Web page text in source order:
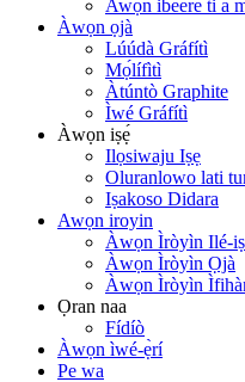
Awọn ibeere ti a
Àwọn ọjà
Lúúdà Gráfítì
Mọ́lífìtì
Àtúntò Graphite
Ìwé Gráfítì
Àwọn iṣẹ́
Ilọsiwaju Iṣẹ
Oluranlowo lati
Iṣakoso Didara
Awọn iroyin
Àwọn Ìròyìn Ilé-
Àwọn Ìròyìn Ọjà
Àwọn Ìròyìn
Ọran naa
Fídíò
Àwọn ìwé-ẹ̀rí
Pe wa